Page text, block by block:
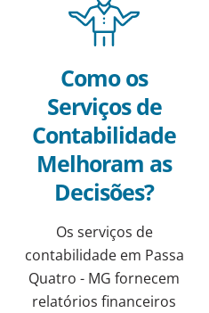
Como os
Serviços de
Contabilidade
Melhoram as
Decisões?
Os serviços de
contabilidade em Passa
Quatro - MG fornecem
relatórios financeiros